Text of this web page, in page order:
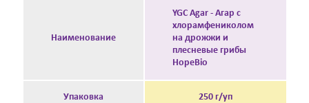
Наименование
YGC Agar - Агар с
хлорамфениколом
на дрожжи и
плесневые грибы
HopeBio
Упаковка 250 г/уп